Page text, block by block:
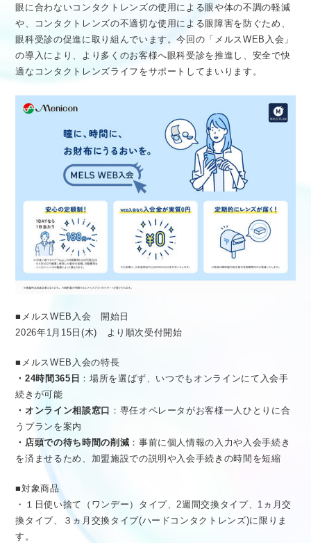
眼に合わないコンタクトレンズの使用による眼や体の不調の軽減
や、コンタクトレンズの不適切な使用による眼障害を防ぐため、
眼科受診の促進に取り組んでいます。今回の「メルスWEB入会」
の導入により、より多くのお客様へ眼科受診を推進し、安全で快
適なコンタクトレンズライフをサポートしてまいります。
■メルスWEB入会 開始日
2026年1月15日(木) より順次受付開始
■メルスWEB入会の特長
・24時間365日 ：場所を選ばず、いつでもオンラインにて入会手
続きが可能
・オンライン相談窓口 ：専任オペレータがお客様一人ひとりに合
うプランを案内
・店頭での待ち時間の削減 ：事前に個人情報の入力や入会手続き
を済ませるため、加盟施設での説明や入会手続きの時間を短縮
■対象商品
・１日使い捨て（ワンデー）タイプ、2週間交換タイプ、1ヵ月交
換タイプ、３ヵ月交換タイプ(ハードコンタクトレンズ)に限りま
す。